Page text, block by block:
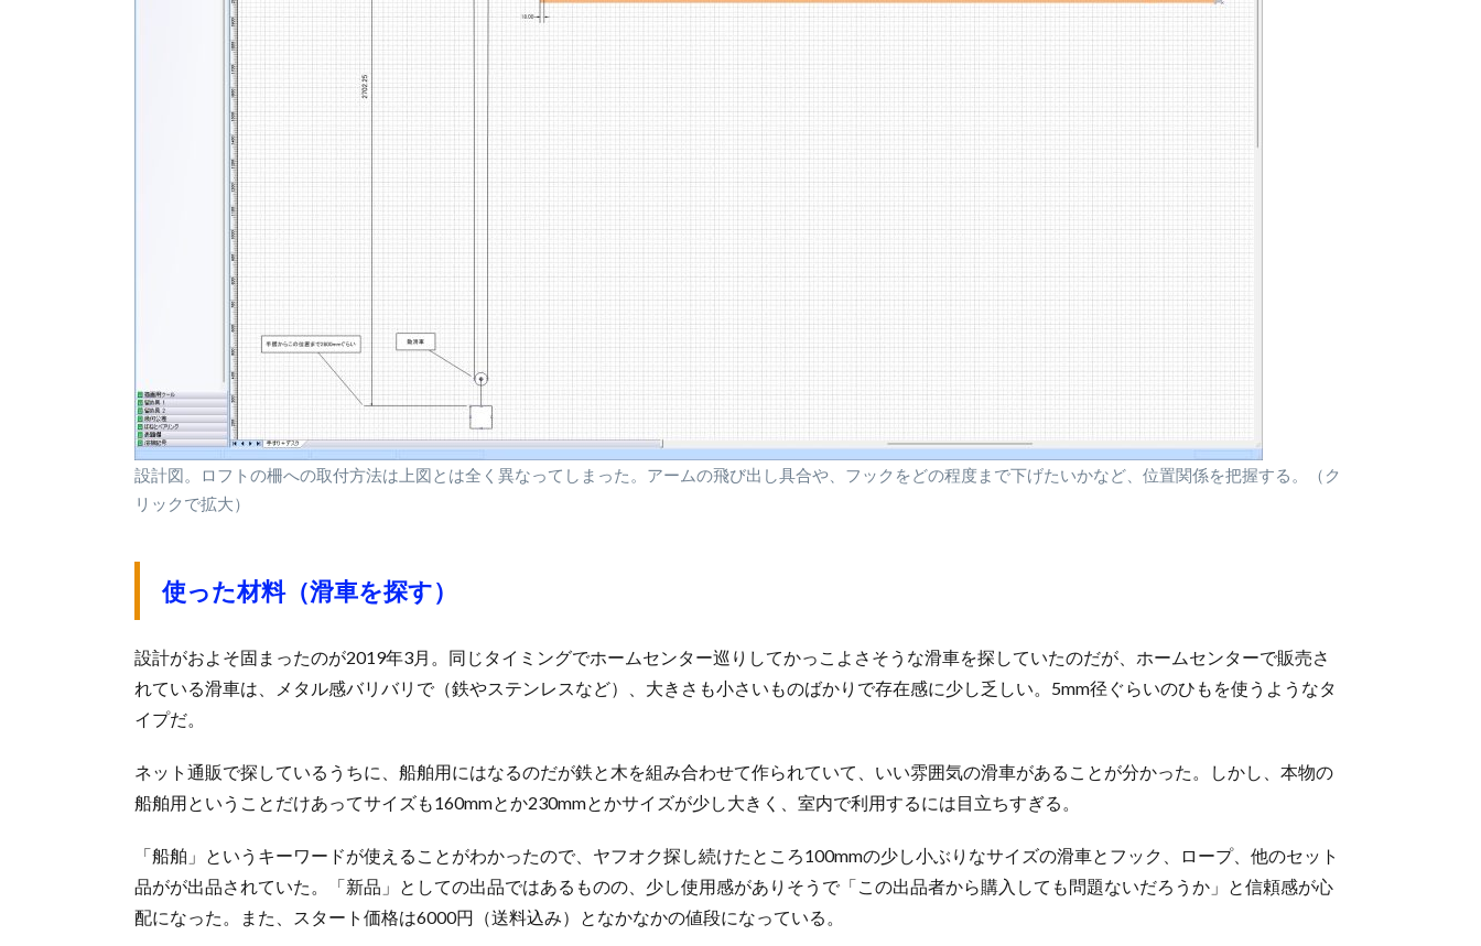
設計図。ロフトの柵への取付方法は上図とは全く異なってしまった。アームの飛び出し具合や、フックをどの程度まで下げたいかなど、位置関係を把握する。（ク
リックで拡大）
使った材料（滑車を探す）
設計がおよそ固まったのが2019年3月。同じタイミングでホームセンター巡りしてかっこよさそうな滑車を探していたのだが、ホームセンターで販売さ
れている滑車は、メタル感バリバリで（鉄やステンレスなど）、大きさも小さいものばかりで存在感に少し乏しい。5mm径ぐらいのひもを使うようなタ
イプだ。
ネット通販で探しているうちに、船舶用にはなるのだが鉄と木を組み合わせて作られていて、いい雰囲気の滑車があることが分かった。しかし、本物の
船舶用ということだけあってサイズも160mmとか230mmとかサイズが少し大きく、室内で利用するには目立ちすぎる。
「船舶」というキーワードが使えることがわかったので、ヤフオク探し続けたところ100mmの少し小ぶりなサイズの滑車とフック、ロープ、他のセット
品がが出品されていた。「新品」としての出品ではあるものの、少し使用感がありそうで「この出品者から購入しても問題ないだろうか」と信頼感が心
配になった。また、スタート価格は6000円（送料込み）となかなかの値段になっている。